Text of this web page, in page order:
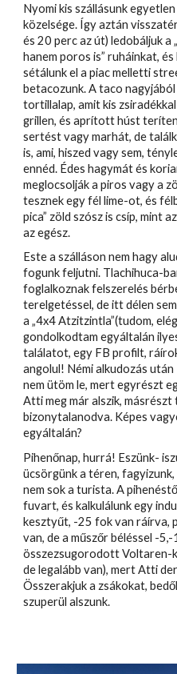
Nyomi kis szállásunk
közelsége. Így aztán
és 20 perc az út) ledobáljuk a
hanem poros is” ruháinkat,
sétálunk el a piac melletti
betacozunk. A taco
tortillalap, amit kis
grillen, és aprított húst
sertést vagy marhát, de
is, ami, hiszed vagy sem,
ennéd. Édes hagymát és
meglocsolják a piros vagy a
tesznek egy fél lime-ot, és
pica” zöld szósz is csíp, mint
az egész.
Este a szálláson nem hagy
fogunk feljutni. Tlachihuca-
foglalkoznak felszerelés
terelgetéssel, de itt délen
a „4x4 Atzitzintla”(tudom,
gondolkodtam egyáltalán
találatot, egy FB profilt,
angolul! Némi alkudozás
nem ütöm le, mert egyrészt
Atti meg már alszik,
bizonytalanodva. Képes
egyáltalán?
Pihenőnap, hurrá! Eszünk-
ücsörgünk a téren,
nem sok a turista. A
fuvart, és kalkulálunk egy
kesztyűt, -25 fok van ráírva,
van, de a műszőr béléssel -
összezsugorodott Voltaren-
de legalább van), mert Atti
Összerakjuk a zsákokat,
szuperül alszunk.